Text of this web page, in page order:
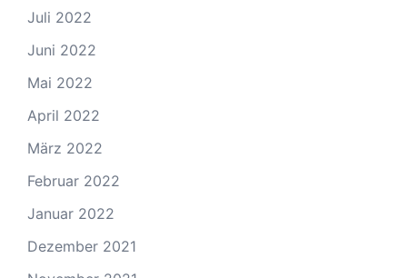
Juli 2022
Juni 2022
Mai 2022
April 2022
März 2022
Februar 2022
Januar 2022
Dezember 2021